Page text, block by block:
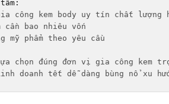
công kem body uy tín chất lượng
cần bao nhiêu vốn
mỹ phẩm theo yêu cầu
chọn đúng đơn vị gia công kem
doanh tết dễ dàng bùng nổ xu